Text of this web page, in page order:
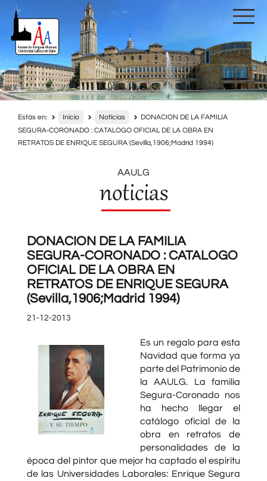
Estás en: Inicio Noticias
DONACION DE LA FAMILIA
SEGURA-CORONADO : CATALOGO OFICIAL DE LA OBRA EN
RETRATOS DE ENRIQUE SEGURA (Sevilla,1906;Madrid 1994)
AAULG
noticias
DONACION DE LA FAMILIA
SEGURA-CORONADO : CATALOGO
OFICIAL DE LA OBRA EN
RETRATOS DE ENRIQUE SEGURA
(Sevilla,1906;Madrid 1994)
21-12-2013
Es un regalo para esta
Navidad que forma ya
parte del Patrimonio de
la AAULG. La familia
Segura-Coronado nos
ha hecho llegar el
catálogo oficial de la
obra en retratos de
personalidades de la
época del pintor que mejor ha captado el espíritu
de las Universidades Laborales: Enrique Segura